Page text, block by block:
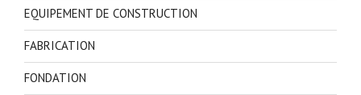
EQUIPEMENT DE CONSTRUCTION
FABRICATION
FONDATION